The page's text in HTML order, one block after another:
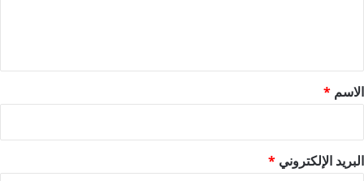
*
الاسم *
البريد الإلكتروني *